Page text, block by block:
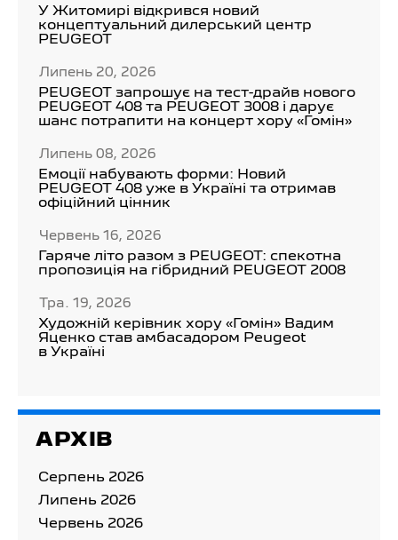
У Житомирі відкрився новий
концептуальний дилерський центр
PEUGEOT
Липень 20, 2026
PEUGEOT запрошує на тест-драйв нового
PEUGEOT 408 та PEUGEOT 3008 і дарує
шанс потрапити на концерт хору «Гомін»
Липень 08, 2026
Емоції набувають форми: Новий
PEUGEOT 408 уже в Україні та отримав
офіційний цінник
Червень 16, 2026
Гаряче літо разом з PEUGEOT: спекотна
пропозиція на гібридний PEUGEOT 2008
Тра. 19, 2026
Художній керівник хору «Гомін» Вадим
Яценко став амбасадором Peugeot
в Україні
АРХІВ
Серпень 2026
Липень 2026
Червень 2026